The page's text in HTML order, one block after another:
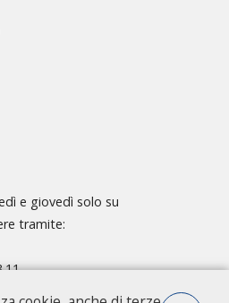
e giovedì solo su
tramite: